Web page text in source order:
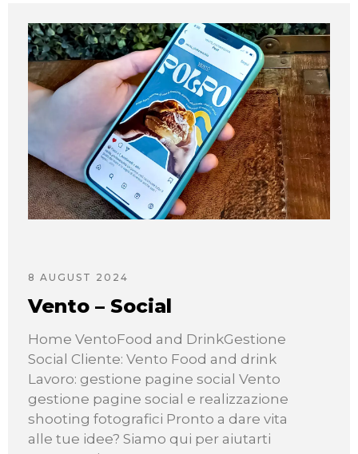
8 AUGUST 2024
Vento – Social
Home VentoFood and DrinkGestione
Social Cliente: Vento Food and drink
Lavoro: gestione pagine social Vento
gestione pagine social e realizzazione
shooting fotografici Pronto a dare vita
alle tue idee? Siamo qui per aiutarti